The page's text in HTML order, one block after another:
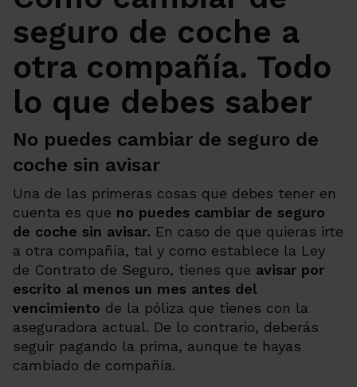
seguro de coche a
otra compañía. Todo
lo que debes saber
No puedes cambiar de seguro de
coche sin avisar
Una de las primeras cosas que debes tener en
cuenta es que no puedes cambiar de seguro
de coche sin avisar. En caso de que quieras irte
a otra compañía, tal y como establece la Ley
de Contrato de Seguro, tienes que avisar por
escrito al menos un mes antes del
vencimiento de la póliza que tienes con la
aseguradora actual. De lo contrario, deberás
seguir pagando la prima, aunque te hayas
cambiado de compañía.